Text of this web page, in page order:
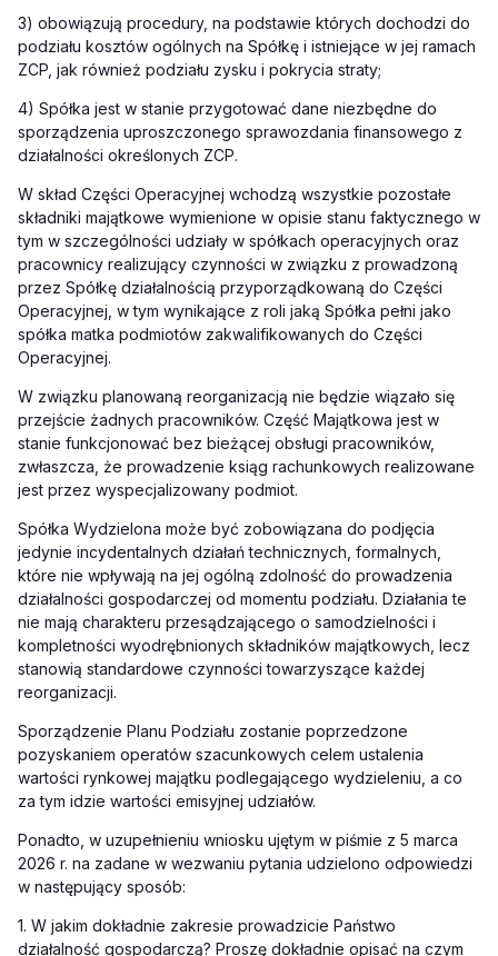
3) obowiązują procedury, na podstawie których dochodzi do
podziału kosztów ogólnych na Spółkę i istniejące w jej ramach
ZCP, jak również podziału zysku i pokrycia straty;
4) Spółka jest w stanie przygotować dane niezbędne do
sporządzenia uproszczonego sprawozdania finansowego z
działalności określonych ZCP.
W skład Części Operacyjnej wchodzą wszystkie pozostałe
składniki majątkowe wymienione w opisie stanu faktycznego w
tym w szczególności udziały w spółkach operacyjnych oraz
pracownicy realizujący czynności w związku z prowadzoną
przez Spółkę działalnością przyporządkowaną do Części
Operacyjnej, w tym wynikające z roli jaką Spółka pełni jako
spółka matka podmiotów zakwalifikowanych do Części
Operacyjnej.
W związku planowaną reorganizacją nie będzie wiązało się
przejście żadnych pracowników. Część Majątkowa jest w
stanie funkcjonować bez bieżącej obsługi pracowników,
zwłaszcza, że prowadzenie ksiąg rachunkowych realizowane
jest przez wyspecjalizowany podmiot.
Spółka Wydzielona może być zobowiązana do podjęcia
jedynie incydentalnych działań technicznych, formalnych,
które nie wpływają na jej ogólną zdolność do prowadzenia
działalności gospodarczej od momentu podziału. Działania te
nie mają charakteru przesądzającego o samodzielności i
kompletności wyodrębnionych składników majątkowych, lecz
stanowią standardowe czynności towarzyszące każdej
reorganizacji.
Sporządzenie Planu Podziału zostanie poprzedzone
pozyskaniem operatów szacunkowych celem ustalenia
wartości rynkowej majątku podlegającego wydzieleniu, a co
za tym idzie wartości emisyjnej udziałów.
Ponadto, w uzupełnieniu wniosku ujętym w piśmie z 5 marca
2026 r. na zadane w wezwaniu pytania udzielono odpowiedzi
w następujący sposób:
1. W jakim dokładnie zakresie prowadzicie Państwo
działalność gospodarczą? Proszę dokładnie opisać na czym